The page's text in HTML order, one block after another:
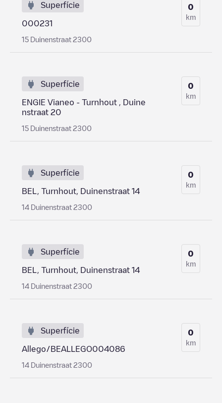
Superfície
000231
15 Duinenstraat 2300
0
km
Superfície
ENGIE Vianeo - Turnhout , Duine
nstraat 20
15 Duinenstraat 2300
0
km
Superfície
BEL, Turnhout, Duinenstraat 14
14 Duinenstraat 2300
0
km
Superfície
BEL, Turnhout, Duinenstraat 14
14 Duinenstraat 2300
0
km
Superfície
Allego/BEALLEGO004086
14 Duinenstraat 2300
0
km